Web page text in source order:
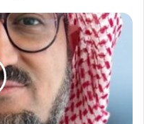
جمعية
"نبضات"
تشارك
استقبال
الحجاج